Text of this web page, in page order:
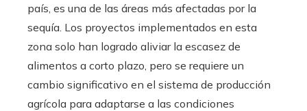
país, es una de las áreas más afectadas por la
sequía. Los proyectos implementados en esta
zona solo han logrado aliviar la escasez de
alimentos a corto plazo, pero se requiere un
cambio significativo en el sistema de producción
agrícola para adaptarse a las condiciones